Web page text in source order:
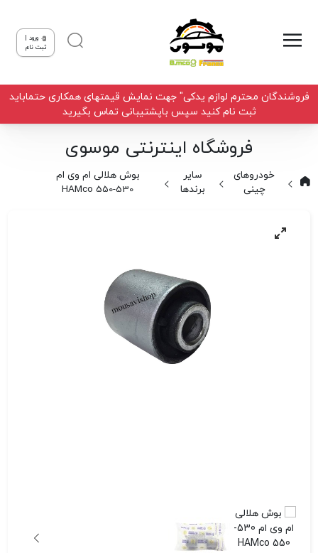
ورود |
ثبت نام
فروشندگان محترم لوازم یدکی" جهت نمایش قیمتهای همکاری حتماباید
ثبت نام کنید سپس باپشتیبانی تماس بگیرید
فروشگاه اینترنتی موسوی
خودروهای
چینی
سایر
برندها
بوش هلالی ام وی ام
530-550 HAMco